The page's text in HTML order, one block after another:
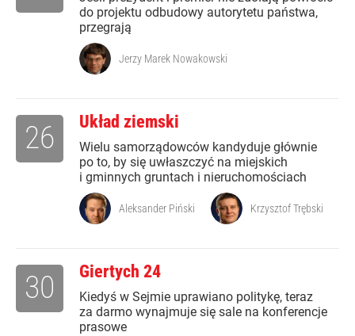
do projektu odbudowy autorytetu państwa,
przegrają
Jerzy Marek Nowakowski
Układ ziemski
Wielu samorządowców kandyduje głównie
po to, by się uwłaszczyć na miejskich
i gminnych gruntach i nieruchomościach
26
Aleksander Piński Krzysztof Trębski
Giertych 24
Kiedyś w Sejmie uprawiano politykę, teraz
za darmo wynajmuje się sale na konferencje
prasowe
30